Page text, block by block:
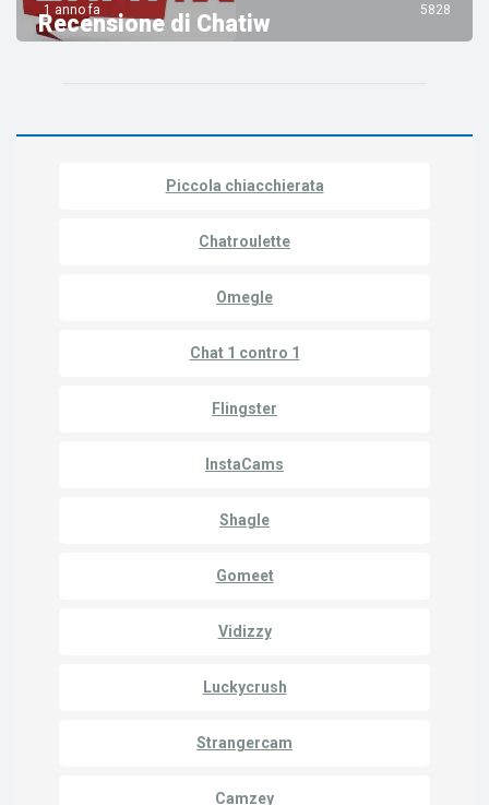
Recensione di Chatiw
1 anno fa 5828
Piccola chiacchierata
Chatroulette
Omegle
Chat 1 contro 1
Flingster
InstaCams
Shagle
Gomeet
Vidizzy
Luckycrush
Strangercam
Camzey